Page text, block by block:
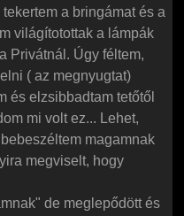
a bringámat és a
világítotottak a lámpák
Privátnál. Úgy féltem,
( az megnyugtat)
és elzsibbadtam tetőtől
mi volt ez... Lehet,
magamnak
megviselt, hogy
de meglepődött és